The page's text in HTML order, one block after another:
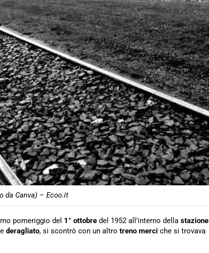
da Canva) – Ecoo.it
pomeriggio del 1° ottobre del 1952 all’interno della stazione
deragliato, si scontrò con un altro treno merci che si trovava